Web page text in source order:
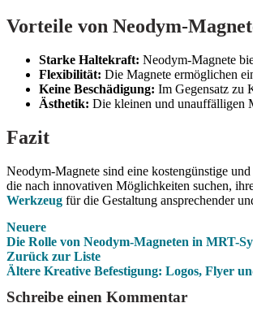
Vorteile von Neodym-
Starke Haltekraft: Neodym-Magnete
Flexibilität: Die Magnete ermöglichen
Keine Beschädigung: Im Gegensatz zu
Ästhetik: Die kleinen und unauffälligen
Fazit
Neodym-Magnete sind eine kostengünstige
die nach innovativen Möglichkeiten suchen,
Werkzeug für die Gestaltung ansprechender
Neuere
Die Rolle von Neodym-Magneten in MRT-
Zurück zur Liste
Ältere Kreative Befestigung: Logos, Flyer
Schreibe einen Kommentar